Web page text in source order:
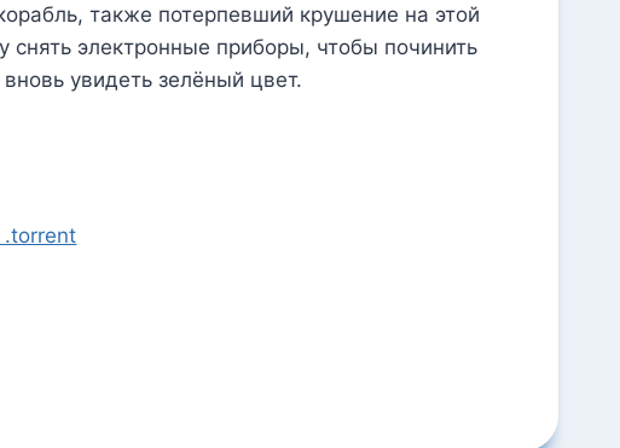
также потерпевший крушение на этой
снять электронные приборы, чтобы починить
увидеть зелёный цвет.
.torrent